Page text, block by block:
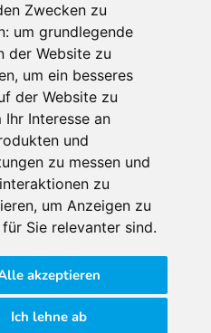
Zwecken zu
um grundlegende
der Website zu
, um ein besseres
der Website zu
Ihr Interesse an
und
zu messen und
zu
, um Anzeigen zu
Sie relevanter sind.
akzeptieren
Ich lehne ab
Uns
Partner
Richtlinie